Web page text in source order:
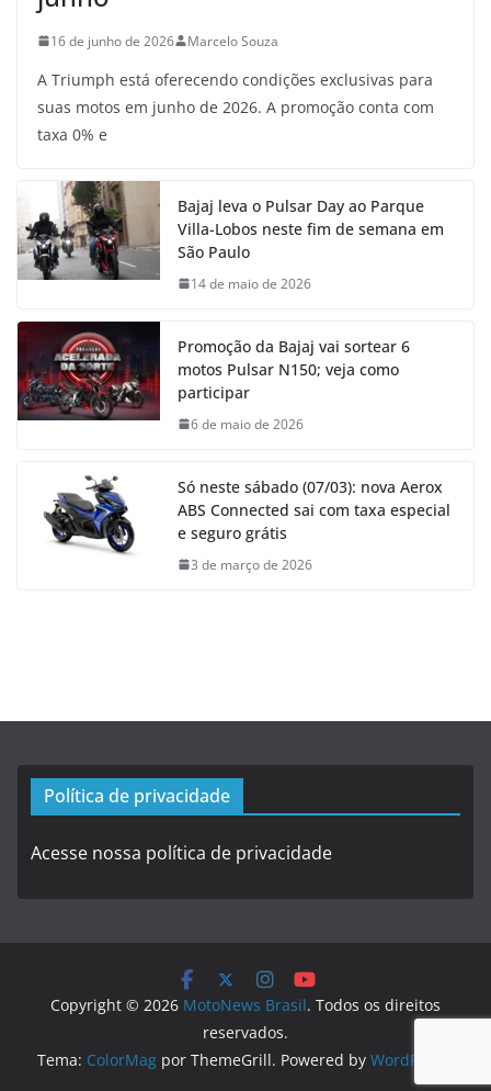
16 de junho de 2026 Marcelo Souza
A Triumph está oferecendo condições exclusivas para
suas motos em junho de 2026. A promoção conta com
taxa 0% e
Bajaj leva o Pulsar Day ao Parque
Villa-Lobos neste fim de semana em
São Paulo
14 de maio de 2026
Promoção da Bajaj vai sortear 6
motos Pulsar N150; veja como
participar
6 de maio de 2026
Só neste sábado (07/03): nova Aerox
ABS Connected sai com taxa especial
e seguro grátis
3 de março de 2026
Política de privacidade
Acesse nossa política de privacidade
Copyright © 2026 MotoNews Brasil. Todos os direitos
reservados.
Tema: ColorMag por ThemeGrill. Powered by WordPress